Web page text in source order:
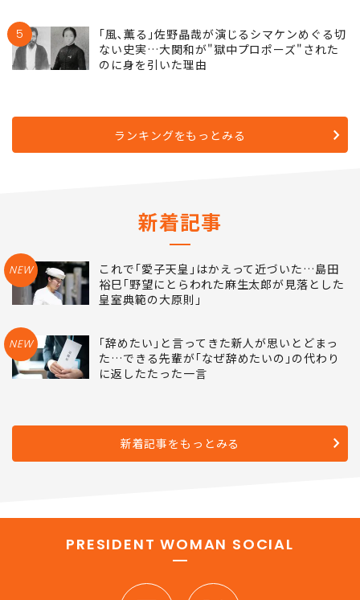
5
｢風､薫る｣佐野晶哉が演じるシマケンめぐる切
ない史実…大関和が"獄中プロポーズ"された
のに身を引いた理由
ランキングをもっとみる
新着記事
NEW
これで｢愛子天皇｣はかえって近づいた…島田
裕巳｢野望にとらわれた麻生太郎が見落とした
皇室典範の大原則｣
NEW
｢辞めたい｣と言ってきた新人が思いとどまっ
た…できる先輩が｢なぜ辞めたいの｣の代わり
に返したたった一言
新着記事をもっとみる
PRESIDENT WOMAN SOCIAL